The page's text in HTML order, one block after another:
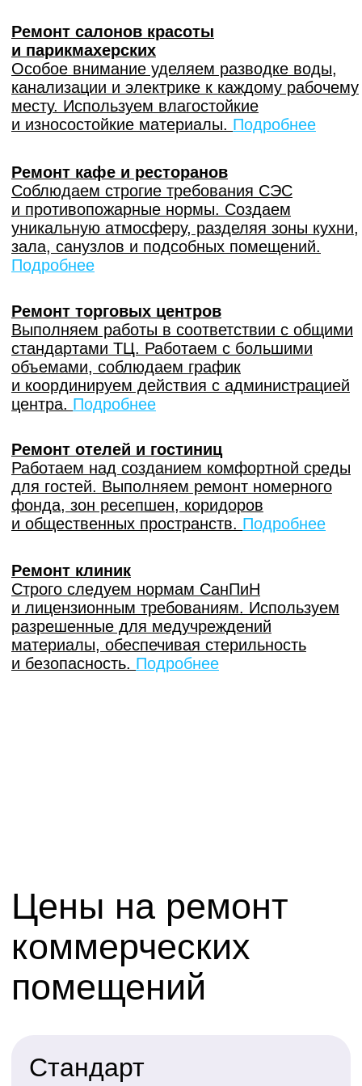
Площадь Райсовета, 14
На балконах/лоджиях покраска
Двери обычные с наличниками
и оформление доборами входного
дверного проёма.
Откосы и подоконники из пластика
необходимости)
Частичная доработка электрики
(до 50%) без замены щитка,
стандартные выключатели и розетки.
сантехники — тройниковая система.
Керамическая плитка на полу и стенах,
ванна акриловая с экраном, напольный
унитаз, накладные смесители, душевая
кабина
Хотите узнать
стоимость ремонта?
Оставьте заявку для
расчета цены
Записаться на просмотр
Консультация и выезд
Проектирование и смета